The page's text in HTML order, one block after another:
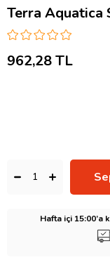
Terra Aquatica
962,28 TL
Hafta içi